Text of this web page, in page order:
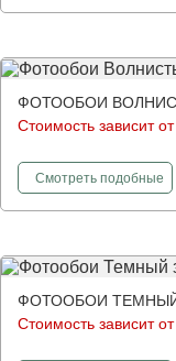
ФОТООБОИ
Стоимость зависит
Смотретьфотообои
подобные
ФОТООБОИ ТЕМНЫЙ
Стоимость зависит